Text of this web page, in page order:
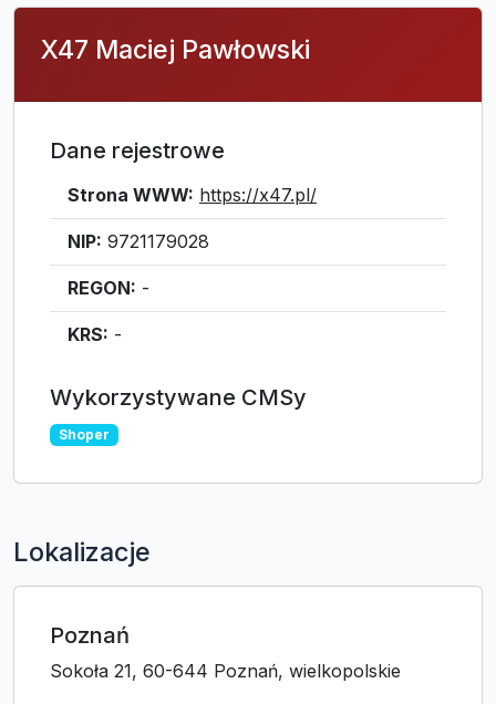
X47 Maciej Pawłowski
Dane rejestrowe
Strona WWW: https://x47.pl/
NIP: 9721179028
REGON: -
KRS: -
Wykorzystywane CMSy
Shoper
Lokalizacje
Poznań
Sokoła 21, 60-644 Poznań, wielkopolskie